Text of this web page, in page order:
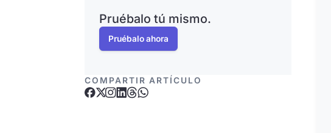
Pruébalo tú mismo.
Pruébalo ahora
COMPARTIR ARTÍCULO